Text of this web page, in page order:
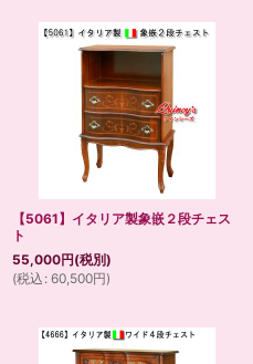
【5061】イタリア製象嵌２段チェス
ト
55,000円(税別)
(税込 : 60,500円)